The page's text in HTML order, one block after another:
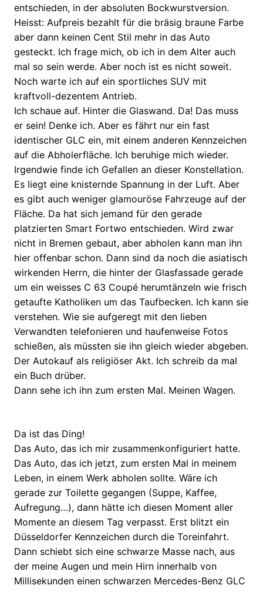
entschieden, in der absoluten Bockwurstversion.
Heisst: Aufpreis bezahlt für die bräsig braune Farbe
aber dann keinen Cent Stil mehr in das Auto
gesteckt. Ich frage mich, ob ich in dem Alter auch
mal so sein werde. Aber noch ist es nicht soweit.
Noch warte ich auf ein sportliches SUV mit
kraftvoll-dezentem Antrieb.
Ich schaue auf. Hinter die Glaswand. Da! Das muss
er sein! Denke ich. Aber es fährt nur ein fast
identischer GLC ein, mit einem anderen Kennzeichen
auf die Abholerfläche. Ich beruhige mich wieder.
Irgendwie finde ich Gefallen an dieser Konstellation.
Es liegt eine knisternde Spannung in der Luft. Aber
es gibt auch weniger glamouröse Fahrzeuge auf der
Fläche. Da hat sich jemand für den gerade
platzierten Smart Fortwo entschieden. Wird zwar
nicht in Bremen gebaut, aber abholen kann man ihn
hier offenbar schon. Dann sind da noch die asiatisch
wirkenden Herrn, die hinter der Glasfassade gerade
um ein weisses C 63 Coupé herumtänzeln wie frisch
getaufte Katholiken um das Taufbecken. Ich kann sie
verstehen. Wie sie aufgeregt mit den lieben
Verwandten telefonieren und haufenweise Fotos
schießen, als müssten sie ihn gleich wieder abgeben.
Der Autokauf als religiöser Akt. Ich schreib da mal
ein Buch drüber.
Dann sehe ich ihn zum ersten Mal. Meinen Wagen.
Da ist das Ding!
Das Auto, das ich mir zusammenkonfiguriert hatte.
Das Auto, das ich jetzt, zum ersten Mal in meinem
Leben, in einem Werk abholen sollte. Wäre ich
gerade zur Toilette gegangen (Suppe, Kaffee,
Aufregung…), dann hätte ich diesen Moment aller
Momente an diesem Tag verpasst. Erst blitzt ein
Düsseldorfer Kennzeichen durch die Toreinfahrt.
Dann schiebt sich eine schwarze Masse nach, aus
der meine Augen und mein Hirn innerhalb von
Millisekunden einen schwarzen Mercedes-Benz GLC